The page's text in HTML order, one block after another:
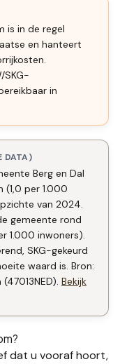
is in de regel
en hanteert
SKG-
in
DATA)
Berg en Dal
(1,0 per 1.000
van 2024.
gemeente rond
1.000 inwoners).
SKG-gekeurd
waard is. Bron:
Bekijk
?
dat u vooraf hoort,